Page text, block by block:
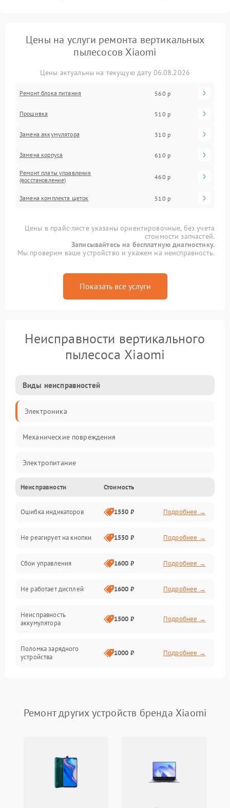
Цены на услуги ремонта вертикальных
пылесосов Xiaomi
Цены актуальны на текущую дату 06.08.2026
Ремонт блока питания 560 р
Прошивка 510 р
Замена аккумулятора 310 р
Замена корпуса 610 р
Ремонт платы управления
(восстановление)
460 р
Замена комплекта щеток 510 р
Цены в прайс-листе указаны ориентировочные, без учета
стоимости запчастей.
Записывайтесь на бесплатную диагностику.
Мы проверим ваше устройство и укажем на неисправность.
Показать все услуги
Неисправности вертикального
пылесоса Xiaomi
Виды неисправностей
Электроника
Механические повреждения
Электропитание
Механика
Аккумулятор
Работа системы
Всасывание
Засор
Привод
Электронные компоненты
Неисправности Стоимость
Ошибка индикаторов 1550 ₽ Подробнее →
Не реагирует на кнопки 1550 ₽ Подробнее →
Сбои управления 1600 ₽ Подробнее →
Не работает дисплей 1600 ₽ Подробнее →
Неисправность
аккумулятора
1500 ₽ Подробнее →
Поломка зарядного
устройства
1000 ₽ Подробнее →
Поломка кнопки
включения/выключения
500 ₽ Подробнее →
Неисправность системы
защиты от перегрева
Подробнее →
Ремонт других устройств бренда Xiaomi